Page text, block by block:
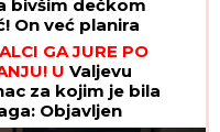
bivšim dečkom
On već planira
GA JURE PO
U Valjevu
za kojim je bila
Objavljen